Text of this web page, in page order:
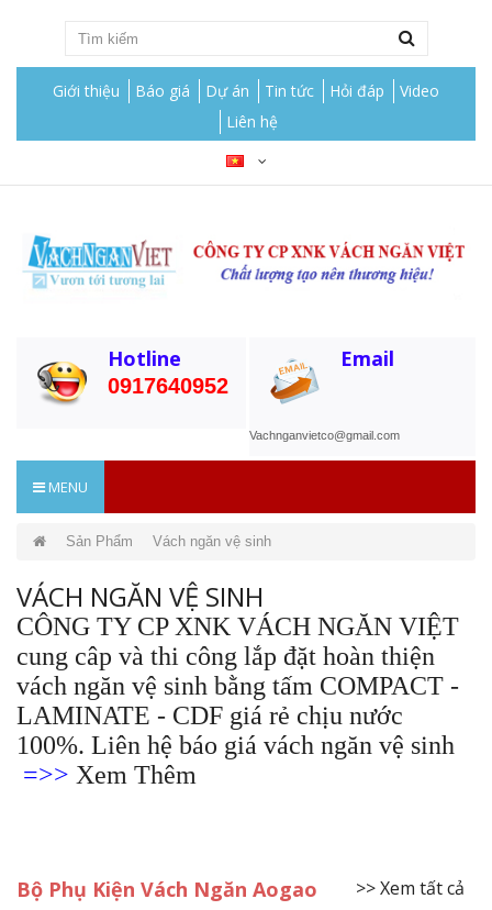
Giới thiệu Báo giá Dự án Tin tức Hỏi đáp
Video
Liên hệ
Hotline
0917640952
Email
Vachnganvietco@gmail.com
MENU
Sản Phẩm Vách ngăn vệ sinh
VÁCH NGĂN VỆ SINH
CÔNG TY CP XNK VÁCH NGĂN VIỆT
cung câp và thi công lắp đặt hoàn thiện
vách ngăn vệ sinh bằng tấm COMPACT -
LAMINATE - CDF giá rẻ chịu nước
100%. Liên hệ báo giá vách ngăn vệ sinh
=>> Xem Thêm
Bộ Phụ Kiện Vách Ngăn Aogao >> Xem tất cả